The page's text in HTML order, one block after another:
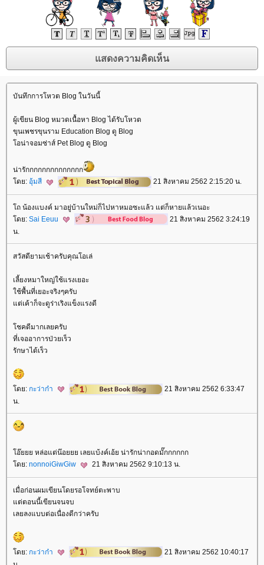
บันทึกการโหวต Blog ในวันนี้
ผู้เขียน Blog หมวดเนื้อหา Blog ได้รับโหวต
ขุนเพชรขุนราม Education Blog ดู Blog
อน่าจอมซ่าส์ Pet Blog ดู Blog
น่ารักกกกกกกกกกกกกก
ดย: อุ้มสี 21 สิงหาคม 2562 2:15:20 น.
ถ น้องแบงค์ มาอยู่บ้านใหม่ก็ไปหาหมอซะแล้ว แต่ก็หายแล้วเนอะ
ดย: Sai Eeuu
21 สิงหาคม 2562 3:24:19
น.
สวัสดียามเช้าครับคุณโอเล่
เลี้ยงหมาใหญ่ใช้แรงเยอะ
ช้พื้นที่เยอะจริงๆครับ
ต่เค้าก็จะดูร่าเริงแข็งแรงดี
ชคดีมากเลยครับ
ที่เจออาการป่วยเร็ว
รักษาได้เร็ว
ดย: กะว่าก๋า
21 สิงหาคม 2562 6:33:47
น.
อ๊ยยย หล่อแต่น๊อยยย เลยแบ้งค์เอ้ย น่ารักน่ากอดมั๊กกกกกก
ดย: nonnoiGiwGiw 21 สิงหาคม 2562 9:10:13 น.
เมื่อก่อนผมเขียนโดยรอโจทย์ตะพาบ
ต่ตอนนี้เขียนจนจบ
เลยลงแบบต่อเนื่องดีกว่าครับ
ดย: กะว่าก๋า
21 สิงหาคม 2562 10:40:17